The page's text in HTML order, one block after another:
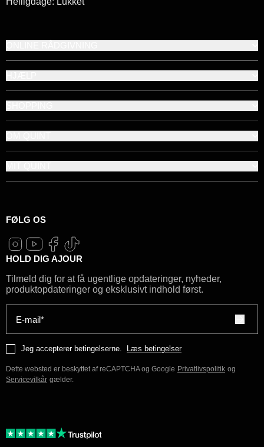
FØLG OS
HOLD DIG AJOUR
Tilmeld dig for at få ugentlige opdateringer, nyheder,
produktopdateringer og eksklusivt indhold først.
E-mail*
Jeg accepterer betingelserne. Læs betingelser
Dette websted er beskyttet af reCAPTCHA og Google Privatlivspolitik og
Servicevilkår gælder.